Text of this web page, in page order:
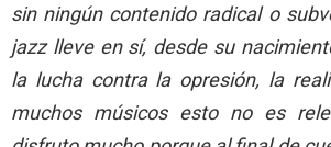
sin ningún contenido radical o
jazz lleve en sí, desde su
la lucha contra la opresión, la
muchos músicos esto no es